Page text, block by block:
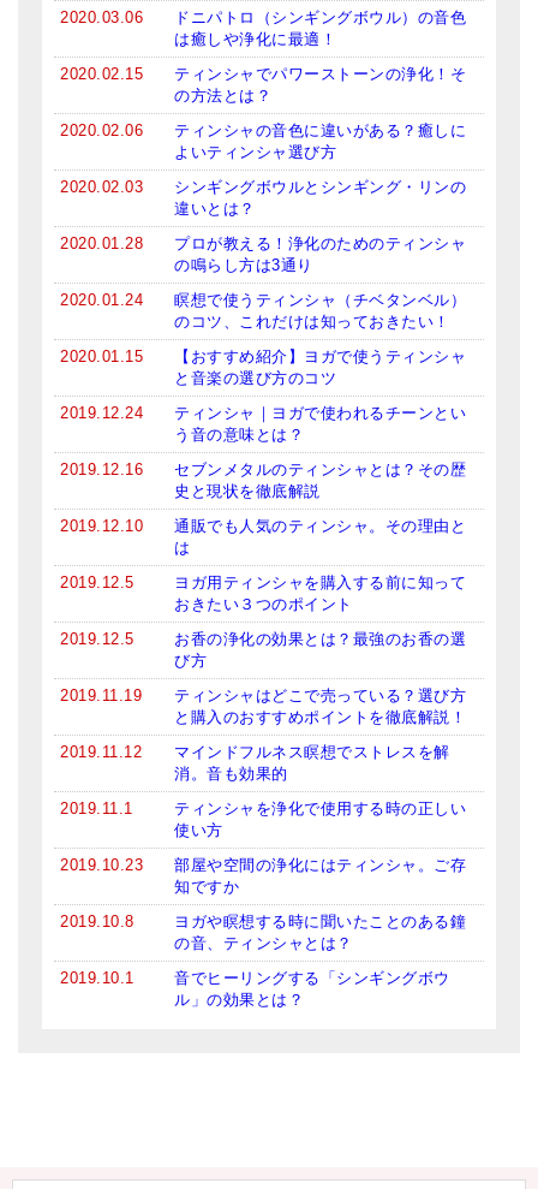
About Us
メールお便り登録
LINEお友だち登録
お客様の声
2020.03.06
ドニパトロ（シンギングボウル）の音色
は癒しや浄化に最適！
2020.02.15
ティンシャでパワーストーンの浄化！そ
の方法とは？
2020.02.06
ティンシャの音色に違いがある？癒しに
よいティンシャ選び方
2020.02.03
シンギングボウルとシンギング・リンの
違いとは？
2020.01.28
プロが教える！浄化のためのティンシャ
の鳴らし方は3通り
2020.01.24
瞑想で使うティンシャ（チベタンベル）
のコツ、これだけは知っておきたい！
2020.01.15
【おすすめ紹介】ヨガで使うティンシャ
と音楽の選び方のコツ
2019.12.24
ティンシャ｜ヨガで使われるチーンとい
う音の意味とは？
2019.12.16
セブンメタルのティンシャとは？その歴
史と現状を徹底解説
2019.12.10
通販でも人気のティンシャ。その理由と
は
2019.12.5
ヨガ用ティンシャを購入する前に知って
おきたい３つのポイント
2019.12.5
お香の浄化の効果とは？最強のお香の選
び方
2019.11.19
ティンシャはどこで売っている？選び方
と購入のおすすめポイントを徹底解説！
2019.11.12
マインドフルネス瞑想でストレスを解
消。音も効果的
2019.11.1
ティンシャを浄化で使用する時の正しい
使い方
2019.10.23
部屋や空間の浄化にはティンシャ。ご存
知ですか
2019.10.8
ヨガや瞑想する時に聞いたことのある鐘
の音、ティンシャとは？
2019.10.1
音でヒーリングする「シンギングボウ
ル」の効果とは？